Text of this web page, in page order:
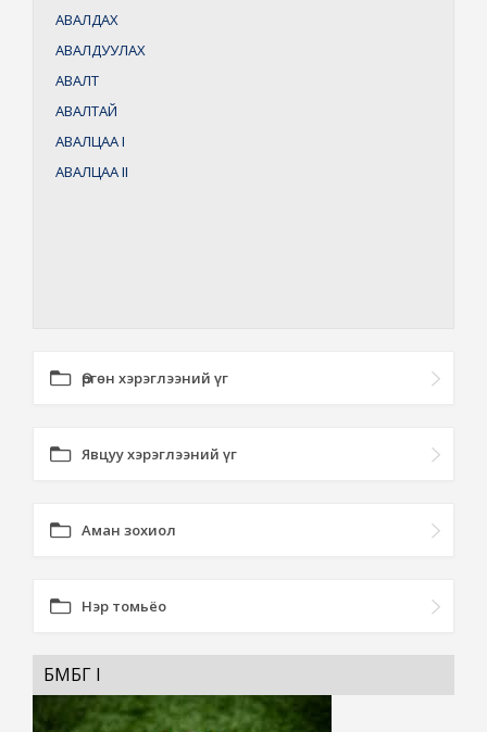
АВАЛДАХ
АВАЛДУУЛАХ
АВАЛТ
АВАЛТАЙ
АВАЛЦААI
АВАЛЦААII
Өргөн хэрэглээний үг
Явцуу хэрэглээний үг
Аман зохиол
Нэр томьёо
БӨМБӨГ I